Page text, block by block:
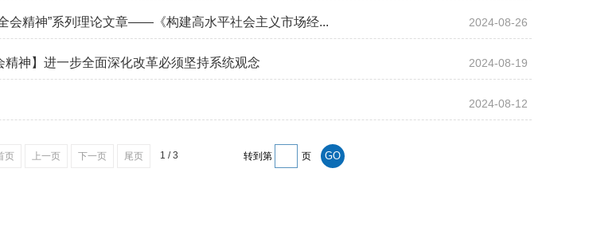
2024-08-26
会精神”系列理论文章——《构建高水平社会主义市场经...
2024-08-19
精神】进一步全面深化改革必须坚持系统观念
2024-08-12
页 上一页 下一页 尾页 1 / 3 转到第 页